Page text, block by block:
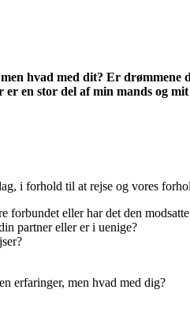
hvad med dit? Er
er en stor del af min mands og
i forhold til at rejse og vores
forbundet eller har det den
partner eller er i uenige?
erfaringer, men hvad med dig?